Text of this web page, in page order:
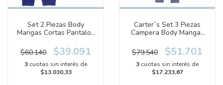
Set 2 Piezas Body
Mangas Cortas Pantalon
$60.140
$39.091
3 cuotas sin interés de
$13.030,33
Carter´s Set 3 Piezas
Campera Body Mangas
(1S941310)
$79.540 $51.701
3 cuotas sin interés de
$17.233,67